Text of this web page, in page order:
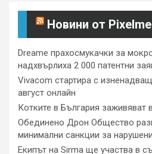
Новини от
Dreame прахосмукачки за
надхвърлиха 2 000 патентни
Vivacom стартира с
август онлайн
Котките в България заживяват
Обединено Дрон Общество
минимални санкции за
Екипът на Sirma ще участва в